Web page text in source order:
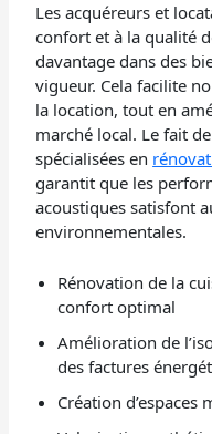
Les acquéreurs et
confort et à la qualité
davantage dans des
vigueur. Cela facilite
la location, tout en
marché local. Le fait
spécialisées en
garantit que les
acoustiques satisfont
environnementales.
Rénovation de la
confort optimal
Amélioration de
des factures
Création